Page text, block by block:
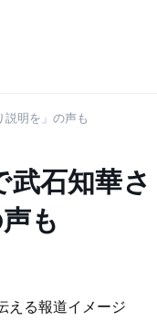
明を」の声も
石知華さ
も